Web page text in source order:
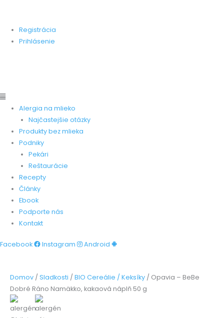
obsahRegistrácia
Prihlásenie
Alergia na mlieko
Najčastejšie otázky
Produkty bez mlieka
Podniky
Pekári
Reštaurácie
Recepty
Články
Ebook
Podporte nás
Kontakt
Facebook Instagram Android
Domov / Sladkosti / BIO Cereálie / Keksíky / Opavia – BeBe
Dobré Ráno Namäkko, kakaová náplň 50 g